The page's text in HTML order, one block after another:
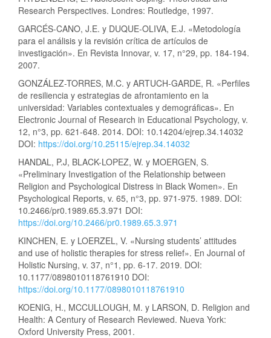
Research Perspectives. Londres: Routledge, 1997.
GARCÉS-CANO, J.E. y DUQUE-OLIVA, E.J. «Metodología
para el análisis y la revisión crítica de artículos de
investigación». En Revista Innovar, v. 17, n°29, pp. 184-194.
2007.
GONZÁLEZ-TORRES, M.C. y ARTUCH-GARDE, R. «Perfiles
de resiliencia y estrategias de afrontamiento en la
universidad: Variables contextuales y demográficas». En
Electronic Journal of Research in Educational Psychology, v.
12, n°3, pp. 621-648. 2014. DOI: 10.14204/ejrep.34.14032
DOI: https://doi.org/10.25115/ejrep.34.14032
HANDAL, P.J, BLACK-LOPEZ, W. y MOERGEN, S.
«Preliminary Investigation of the Relationship between
Religion and Psychological Distress in Black Women». En
Psychological Reports, v. 65, n°3, pp. 971-975. 1989. DOI:
10.2466/pr0.1989.65.3.971 DOI:
https://doi.org/10.2466/pr0.1989.65.3.971
KINCHEN, E. y LOERZEL, V. «Nursing students’ attitudes
and use of holistic therapies for stress relief». En Journal of
Holistic Nursing, v. 37, n°1, pp. 6-17. 2019. DOI:
10.1177/0898010118761910 DOI:
https://doi.org/10.1177/0898010118761910
KOENIG, H., MCCULLOUGH, M. y LARSON, D. Religion and
Health: A Century of Research Reviewed. Nueva York:
Oxford University Press, 2001.